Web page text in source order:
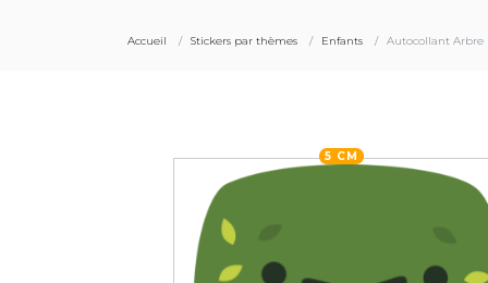
Accueil Stickers par thèmes Enfants Autocollant Arbre
5 CM